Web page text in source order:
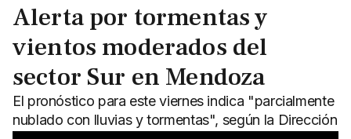
Alerta por tormentas y
vientos moderados del
sector Sur en Mendoza
El pronóstico para este viernes indica "parcialmente
nublado con lluvias y tormentas", según la Dirección